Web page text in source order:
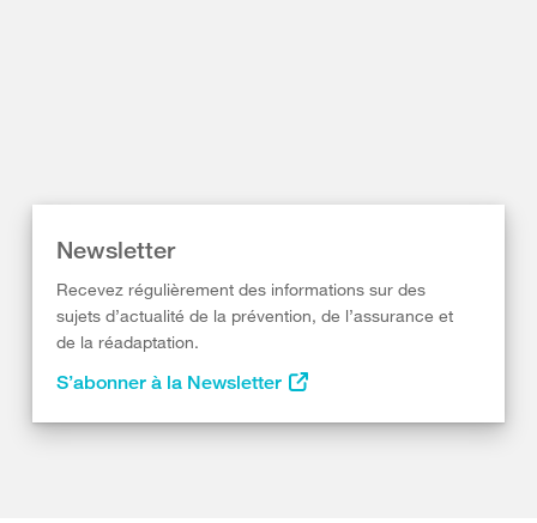
Newsletter
Recevez régulièrement des informations sur des
sujets d’actualité de la prévention, de l’assurance et
de la réadaptation.
S’abonner à la Newsletter